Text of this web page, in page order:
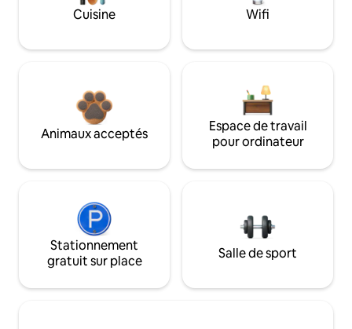
Cuisine Wifi
Animaux acceptés
Espace de travail
pour ordinateur
Stationnement
gratuit sur place
Salle de sport